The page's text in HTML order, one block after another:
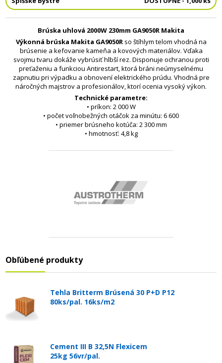
Brúska uhlová 2000W 230mm GA9050R Makita
Výkonná brúska Makita GA9050Rso štíhlym telom vhodná na
brúsenie a kefovanie kameňa a kovových materiálov. Vďaka
svojmu tvaru dokáže vybrúsiť hlbší rez. Disponuje ochranou proti
preťaženiu a funkciou Antirestart, ktorá bráni neúmyselnému
zapnutiu pri výpadku a obnovení elektrického prúdu. Vhodná pre
náročných majstrov a profesionálov, ktorí ocenia vysoký výkon.
Technické parametre:
• príkon: 2 000 W
• počet voľnobežných otáčok za minútu: 6 600
• priemer brúsneho kotúča: 2 300 mm
• hmotnosť: 4,8 kg
Obľúbené produkty
Tehla Britterm Brúsená 30 P+D P12
80ks/pal. 16ks/m2
Cement III B 32,5N Flexicem
25kg 56vr/pal.